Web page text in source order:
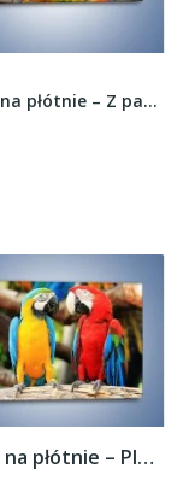
Obraz na płótnie – Z papuzią rodziną –...
Obraz na płótnie – Ploty papuzie –...